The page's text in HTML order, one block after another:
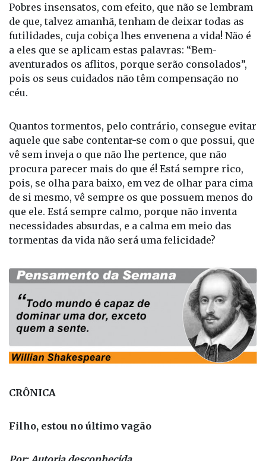
insônias; os sucessos dos rivais lhes provocam
vertigens; seu único interesse é o de eclipsar os
outros; toda a sua alegria consiste em provocar,
nos insensatos como eles, a cólera do ciúme.
Pobres insensatos, com efeito, que não se lembram
de que, talvez amanhã, tenham de deixar todas as
futilidades, cuja cobiça lhes envenena a vida! Não é
aventurados os aflitos, porque serão consolados”,
pois os seus cuidados não têm compensação no
céu.
Quantos tormentos, pelo contrário, consegue evitar
aquele que sabe contentar-se com o que possui, que
vê sem inveja o que não lhe pertence, que não
procura parecer mais do que é! Está sempre rico,
pois, se olha para baixo, em vez de olhar para cima
que ele. Está sempre calmo, porque não inventa
necessidades absurdas, e a calma em meio das
tormentas da vida não será uma felicidade?